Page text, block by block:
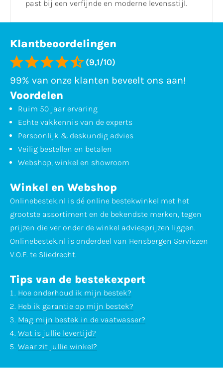
past bij een verfijnde en moderne levensstijl.
Klantbeoordelingen
(9,1/10)
99% van onze klanten beveelt ons aan!
Voordelen
Ruim 50 jaar ervaring
Echte vakkennis van de experts
Persoonlijk & deskundig advies
Veilig bestellen en betalen
Webshop, winkel en showroom
Winkel en Webshop
Onlinebestek.nl is dé online bestekwinkel met het
grootste assortiment en de bekendste merken, tegen
prijzen die ver onder de winkel adviesprijzen liggen.
Onlinebestek.nl is onderdeel van Hensbergen Serviezen
V.O.F. te Sliedrecht.
Tips van de bestekexpert
Hoe onderhoud ik mijn bestek?
Heb ik garantie op mijn bestek?
Mag mijn bestek in de vaatwasser?
Wat is jullie levertijd?
Waar zit jullie winkel?